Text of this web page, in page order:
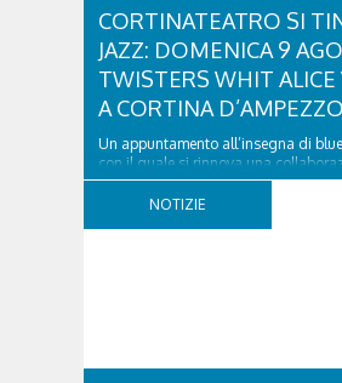
CORTINATEATRO SI
JAZZ: DOMENICA 9
TWISTERS WHIT
A CORTINA D’AMPEZZO
Un appuntamento all’insegna di
con il quale si rinnova una
collaudata, quella con il Dolomiti
Festival. Domenica 9 agosto alle
NOTIZIE